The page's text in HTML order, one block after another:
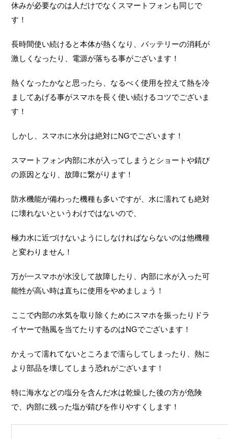
休みが必要なのは人だけでなくスマートフォンも同じで
す！
長時間使い続けると本体が熱くなり、バッテリーの消耗が
激しくなったり、電源が落ちる事がございます！
熱くなったかなと思ったら、なるべく使用を控えて熱を冷
ましてあげる事がスマホを長く使い続けるコツでございま
す！
しかし、スマホに水分は絶対にNGでございます！
スマートフォン内部に水が入ってしまうとショートや錆び
の原因となり、故障に繋がります！
防水機能が備わった機種も多いですが、水に濡れても絶対
に壊れないというわけではないので、
極力水に近づけないようにしなければならないのは他機種
と変わりません！
万が一スマホが水没して故障したり、内部に水が入った可
能性が高い時は直ちに使用をやめましょう！
ここで内部の水気を取り除くためにスマホを振ったりドラ
イヤーで熱風を当てたりするのはNGでございます！
かえって濡れてないところまで濡らしてしまったり、熱に
より部品を壊してしまう恐れがございます！
特に海水などの塩分を含んだ水は乾燥した後の方が危険
で、内部に残った塩が錆びを作りやすくします！